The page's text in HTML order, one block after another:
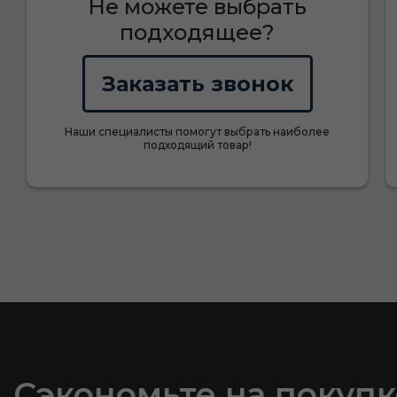
Не можете выбрать
подходящее?
Заказать звонок
Наши специалисты помогут выбрать наиболее
подходящий товар!